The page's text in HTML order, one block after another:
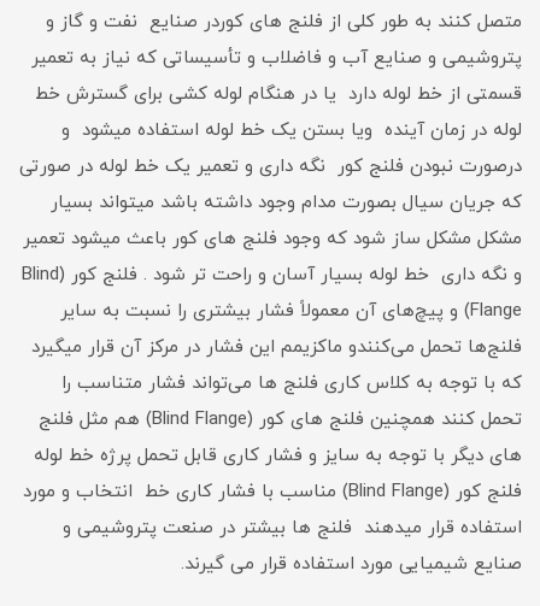
متصل کنند به طور کلی از فلنج های کوردر صنایع نفت و گاز و
پتروشیمی و صنایع آب و فاضلاب و تأسیساتی که نیاز به تعمیر
قسمتی از خط لوله دارد یا در هنگام لوله کشی برای گسترش خط
لوله در زمان آینده ویا بستن یک خط لوله استفاده میشود و
درصورت نبودن فلنج کور نگه داری و تعمیر یک خط لوله در صورتی
که جریان سیال بصورت مدام وجود داشته باشد میتواند بسیار
مشکل مشکل ساز شود که وجود فلنج های کور باعث میشود تعمیر
و نگه داری خط لوله بسیار آسان و راحت تر شود . فلنج کور (Blind
Flange) و پیچ‌های آن معمولاً فشار بیشتری را نسبت به سایر
فلنج‌ها تحمل می‌کنندو ماکزیمم این فشار در مرکز آن قرار میگیرد
که با توجه به کلاس کاری فلنج ها می‌تواند فشار متناسب را
تحمل کنند همچنین فلنج های کور (Blind Flange) هم مثل فلنج
های دیگر با توجه به سایز و فشار کاری قابل تحمل پرژه خط لوله
فلنج کور (Blind Flange) مناسب با فشار کاری خط انتخاب و مورد
استفاده قرار میدهند فلنج ها بیشتر در صنعت پتروشیمی و
صنایع شیمیایی مورد استفاده قرار می گیرند.